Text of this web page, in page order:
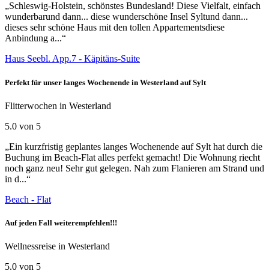
„Schleswig-Holstein, schönstes Bundesland! Diese Vielfalt, einfach
wunderbarund dann... diese wunderschöne Insel Syltund dann...
dieses sehr schöne Haus mit den tollen Appartementsdiese
Anbindung a...“
Haus Seebl. App.7 - Käpitäns-Suite
Perfekt für unser langes Wochenende in Westerland auf Sylt
Flitterwochen in Westerland
5.0 von 5
„Ein kurzfristig geplantes langes Wochenende auf Sylt hat durch die
Buchung im Beach-Flat alles perfekt gemacht! Die Wohnung riecht
noch ganz neu! Sehr gut gelegen. Nah zum Flanieren am Strand und
in d...“
Beach - Flat
Auf jeden Fall weiterempfehlen!!!
Wellnessreise in Westerland
5.0 von 5